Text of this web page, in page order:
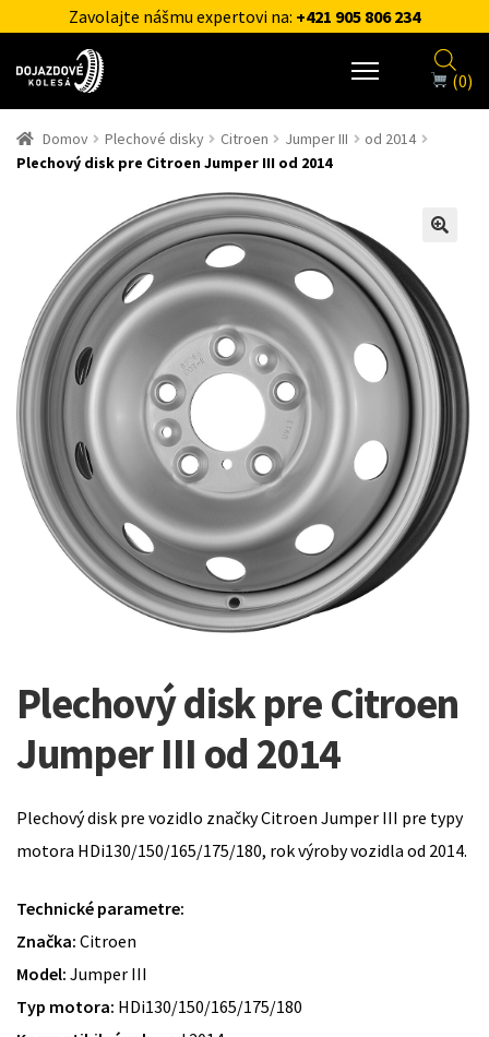
Zavolajte nášmu expertovi na: +421 905 806 234
(0)
Domov Plechové disky Citroen Jumper III
od 2014
Plechový disk pre Citroen Jumper III od 2014
Plechový disk pre Citroen
Jumper III od 2014
Plechový disk pre vozidlo značky Citroen Jumper III pre typy
motora HDi130/150/165/175/180, rok výroby vozidla od 2014.
Technické parametre:
Značka: Citroen
Model: Jumper III
Typ motora: HDi130/150/165/175/180